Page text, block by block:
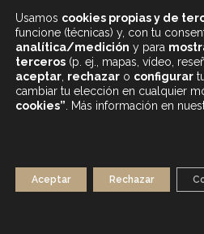
DE 9.30 A 20H
AVISO LEGAL
POLÍTICA DE PRIVACIDAD
Usamos cookies propias y de
funcione (técnicas) y, con tu
analítica/medición y para
terceros (p. ej., mapas, vídeo,
aceptar rechazar o configurar
cambiar tu elección en cualquier
cookies” . Más información en
Aceptar Rechazar